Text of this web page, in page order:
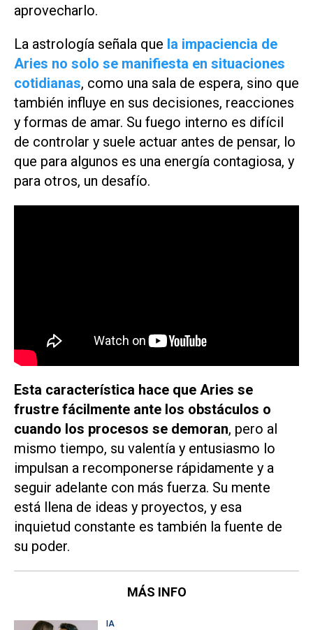
aprovecharlo.
La astrología señala que la impaciencia de
Aries no solo se manifiesta en situaciones
cotidianas, como una sala de espera, sino que
también influye en sus decisiones, reacciones
y formas de amar. Su fuego interno es difícil
de controlar y suele actuar antes de pensar, lo
que para algunos es una energía contagiosa, y
para otros, un desafío.
Esta característica hace que Aries se
frustre fácilmente ante los obstáculos o
cuando los procesos se demoran, pero al
mismo tiempo, su valentía y entusiasmo lo
impulsan a recomponerse rápidamente y a
seguir adelante con más fuerza. Su mente
está llena de ideas y proyectos, y esa
inquietud constante es también la fuente de
su poder.
MÁS INFO
IA